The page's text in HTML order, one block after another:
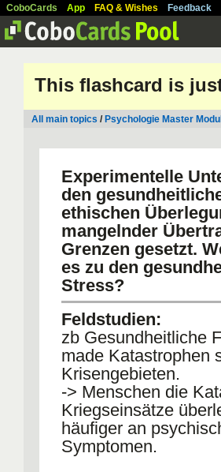
CoboCards App FAQ & Wishes Feedback
This flashcard is
All main topics / Psychologie Master
Experimentelle
den
ethischen
mangelnder
Grenzen gesetzt.
es zu den
Stress?
Feldstudien:
zb Gesundheitliche
made Katastrophen
Krisengebieten.
-> Menschen die
Kriegseinsätze
häufiger an
Symptomen.